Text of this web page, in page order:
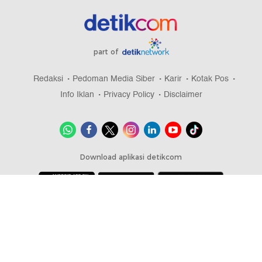
part of
Redaksi Pedoman Media Siber Karir
Kotak Pos
Info Iklan
Privacy Policy Disclaimer
Download aplikasi detikcom